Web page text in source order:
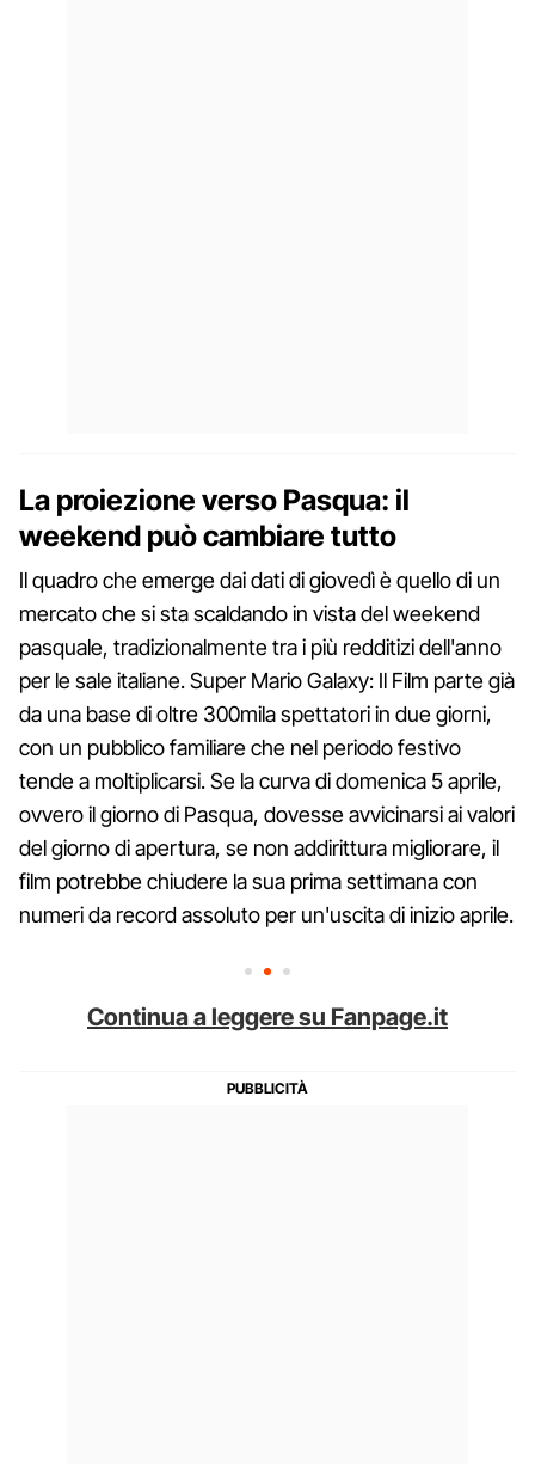
La proiezione verso Pasqua: il
weekend può cambiare tutto
Il quadro che emerge dai dati di giovedì è quello di un
mercato che si sta scaldando in vista del weekend
pasquale, tradizionalmente tra i più redditizi dell'anno
per le sale italiane. Super Mario Galaxy: Il Film parte già
da una base di oltre 300mila spettatori in due giorni,
con un pubblico familiare che nel periodo festivo
tende a moltiplicarsi. Se la curva di domenica 5 aprile,
ovvero il giorno di Pasqua, dovesse avvicinarsi ai valori
del giorno di apertura, se non addirittura migliorare, il
film potrebbe chiudere la sua prima settimana con
numeri da record assoluto per un'uscita di inizio aprile.
Continua a leggere su Fanpage.it